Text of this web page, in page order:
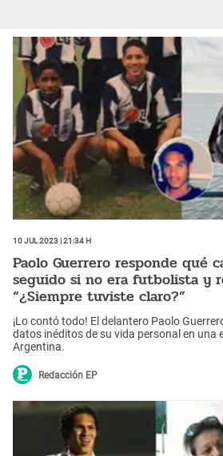
10 Jul 2023 | 21:34 h
Paolo Guerrero responde qué
seguido si no era futbolista y
“¿Siempre tuviste claro?”
¡Lo contó todo! El delantero Paolo
datos inéditos de su vida personal en una
Argentina.
Redacción EP